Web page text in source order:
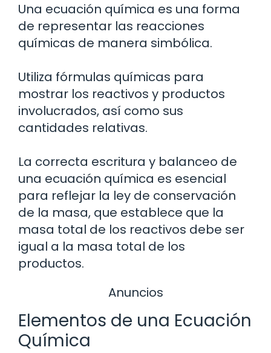
Una ecuación química es una forma
de representar las reacciones
químicas de manera simbólica.
Utiliza fórmulas químicas para
mostrar los reactivos y productos
involucrados, así como sus
cantidades relativas.
La correcta escritura y balanceo de
una ecuación química es esencial
para reflejar la ley de conservación
de la masa, que establece que la
masa total de los reactivos debe ser
igual a la masa total de los
productos.
Anuncios
Elementos de una Ecuación
Química